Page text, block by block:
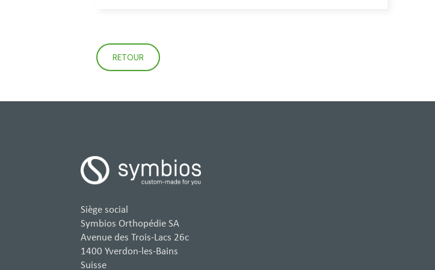
RETOUR
Siège social
Symbios Orthopédie SA
Avenue des Trois-Lacs 26c
1400 Yverdon-les-Bains
Suisse